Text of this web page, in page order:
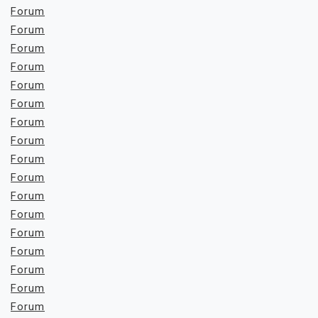
Forum
Forum
Forum
Forum
Forum
Forum
Forum
Forum
Forum
Forum
Forum
Forum
Forum
Forum
Forum
Forum
Forum